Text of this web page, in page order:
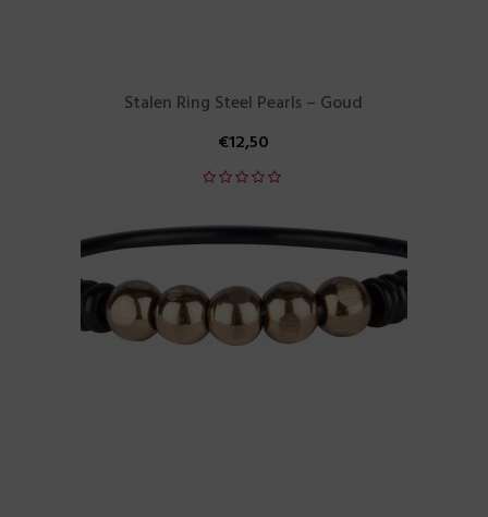
Stalen Ring Steel Pearls – Goud
€12,50